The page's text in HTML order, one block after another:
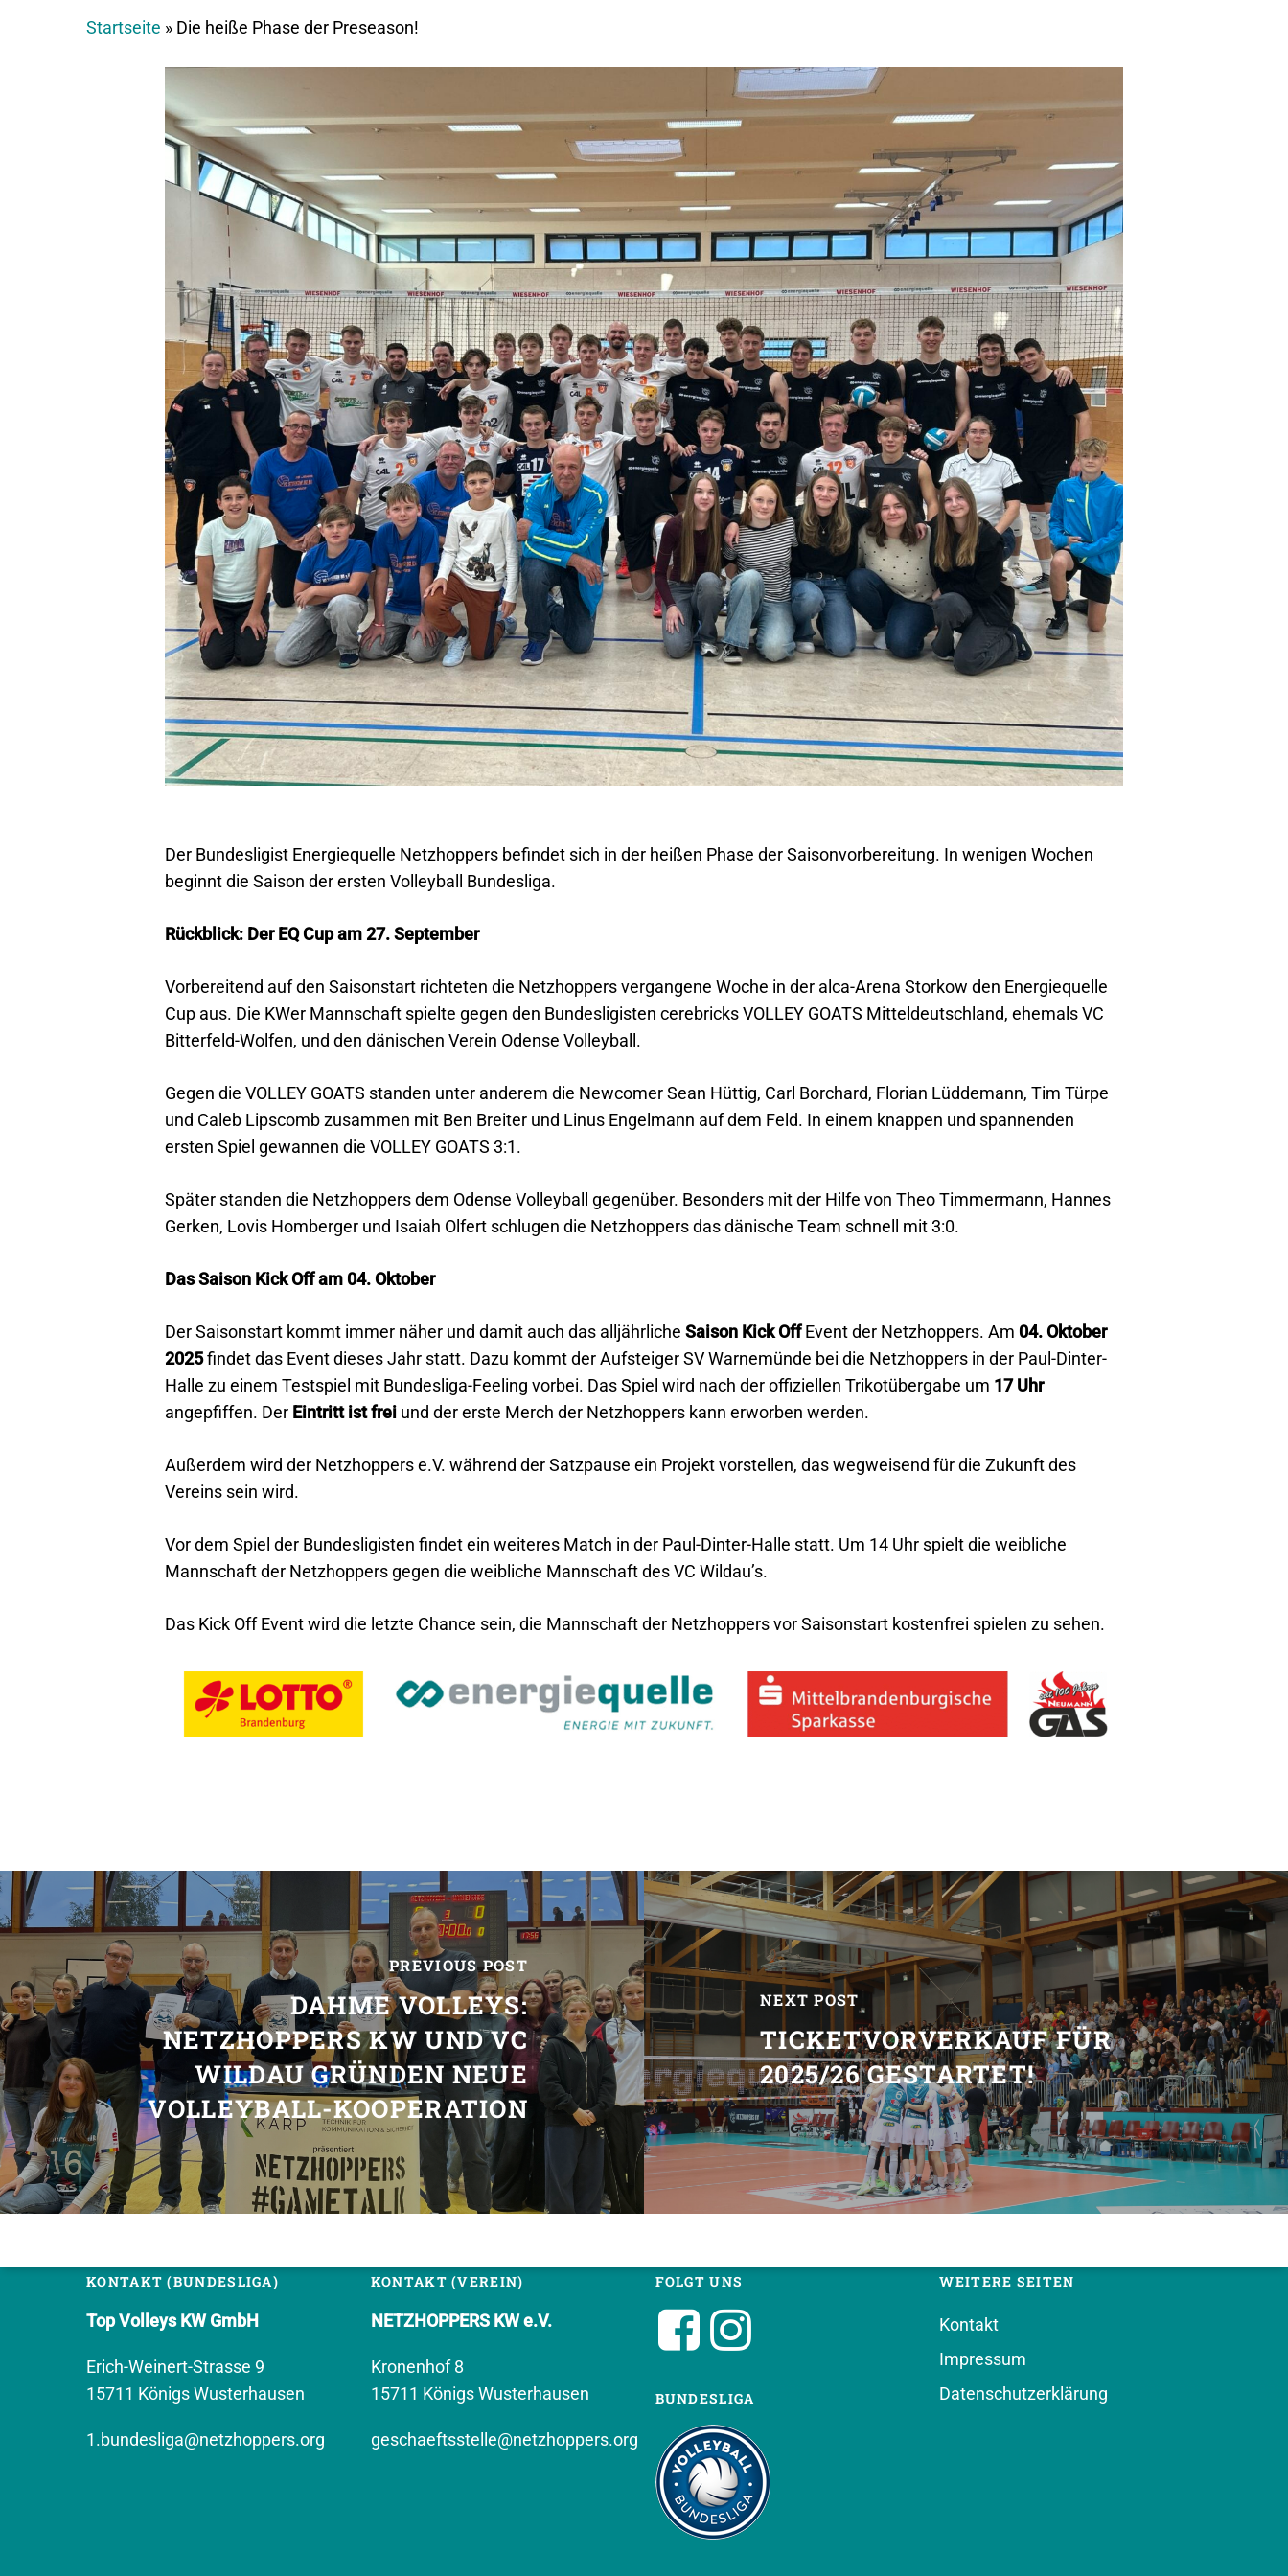
Startseite » Die heiße Phase der Preseason!
Der Bundesligist Energiequelle Netzhoppers befindet sich in der heißen Phase der Saisonvorbereitung. In wenigen Wochen
beginnt die Saison der ersten Volleyball Bundesliga.
Rückblick: Der EQ Cup am 27. September
Vorbereitend auf den Saisonstart richteten die Netzhoppers vergangene Woche in der alca-Arena Storkow den Energiequelle
Cup aus. Die KWer Mannschaft spielte gegen den Bundesligisten cerebricks VOLLEY GOATS Mitteldeutschland, ehemals VC
Bitterfeld-Wolfen, und den dänischen Verein Odense Volleyball.
Gegen die VOLLEY GOATS standen unter anderem die Newcomer Sean Hüttig, Carl Borchard, Florian Lüddemann, Tim Türpe
und Caleb Lipscomb zusammen mit Ben Breiter und Linus Engelmann auf dem Feld. In einem knappen und spannenden
ersten Spiel gewannen die VOLLEY GOATS 3:1.
Später standen die Netzhoppers dem Odense Volleyball gegenüber. Besonders mit der Hilfe von Theo Timmermann, Hannes
Gerken, Lovis Homberger und Isaiah Olfert schlugen die Netzhoppers das dänische Team schnell mit 3:0.
Das Saison Kick Off am 04. Oktober
Der Saisonstart kommt immer näher und damit auch das alljährlicheSaison Kick OffEvent der Netzhoppers. Am 04. Oktober
2025findet das Event dieses Jahr statt. Dazu kommt der Aufsteiger SV Warnemünde bei die Netzhoppers in der Paul-Dinter-
Halle zu einem Testspiel mit Bundesliga-Feeling vorbei. Das Spiel wird nach der offiziellen Trikotübergabe um 17 Uhr
angepfiffen. Der Eintritt ist frei und der erste Merch der Netzhoppers kann erworben werden.
Außerdem wird der Netzhoppers e.V. während der Satzpause ein Projekt vorstellen, das wegweisend für die Zukunft des
Vereins sein wird.
Vor dem Spiel der Bundesligisten findet ein weiteres Match in der Paul-Dinter-Halle statt. Um 14 Uhr spielt die weibliche
Mannschaft der Netzhoppers gegen die weibliche Mannschaft des VC Wildau’s.
Das Kick Off Event wird die letzte Chance sein, die Mannschaft der Netzhoppers vor Saisonstart kostenfrei spielen zu sehen.
PREVIOUS POST
DAHME VOLLEYS:
NETZHOPPERS KW UND VC
WILDAU GRÜNDEN NEUE
VOLLEYBALL-KOOPERATION
NEXT POST
TICKETVORVERKAUF FÜR
2025/26 GESTARTET!
KONTAKT (BUNDESLIGA)
Top Volleys KW GmbH
Erich-Weinert-Strasse 9
15711 Königs Wusterhausen
1.bundesliga@netzhoppers.org
KONTAKT (VEREIN)
NETZHOPPERS KW e.V.
Kronenhof 8
15711 Königs Wusterhausen
geschaeftsstelle@netzhoppers.org
FOLGT UNS
BUNDESLIGA
WEITERE SEITEN
Kontakt
Impressum
Datenschutzerklärung